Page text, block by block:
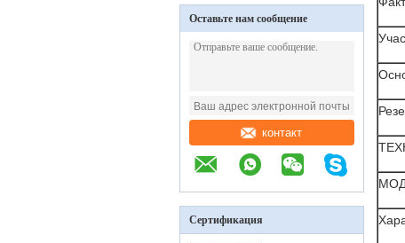
Оставьте нам сообщение
контакт
Сертификация